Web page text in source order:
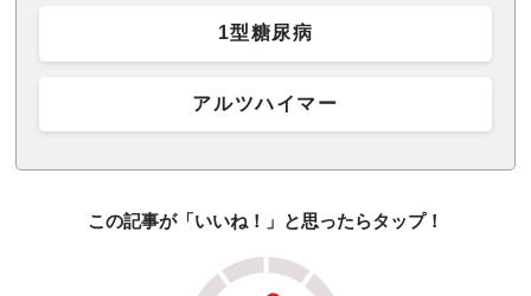
1型糖尿病
アルツハイマー
この記事が「いいね！」と思ったらタップ！